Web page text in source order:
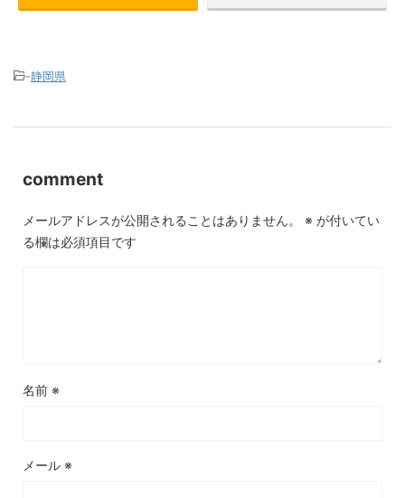
-静岡県
comment
メールアドレスが公開されることはありません。 ※ が付いてい
る欄は必須項目です
名前 ※
メール ※